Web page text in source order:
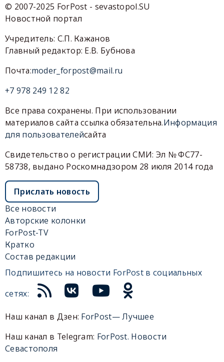
© 2007-2025 ForPost - sevastopol.SU
Новостной портал
Учредитель: С.П. Кажанов
Главный редактор: Е.В. Бубнова
Почта:moder_forpost@mail.ru
+7 978 249 12 82
Все права сохранены. При использовании
материалов сайта ссылка обязательна.Информация
для пользователейсайта
Свидетельство о регистрации СМИ: Эл № ФС77-
58738, выдано Роскомнадзором 28 июля 2014 года
Прислать новость
Все новости
Авторские колонки
ForPost-TV
Кратко
Состав редакции
Подпишитесь на новости ForPost в социальных
сетях:
Наш канал в Дзен: ForPost— Лучшее
Наш канал в Telegram: ForPost. Новости
Севастополя